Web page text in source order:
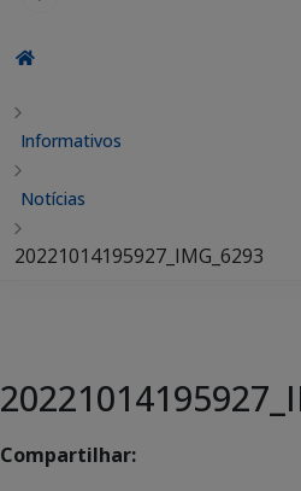
Informativos
Notícias
20221014195927_IMG_6293
Compartilhar: